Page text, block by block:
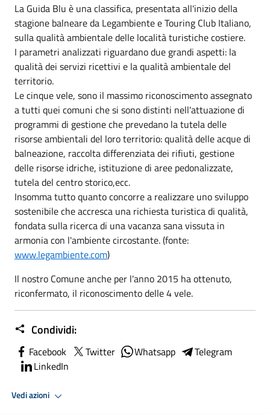
La Guida Blu è una classifica, presentata all'inizio della
stagione balneare da Legambiente e Touring Club Italiano,
sulla qualità ambientale delle località turistiche costiere.
I parametri analizzati riguardano due grandi aspetti: la
qualità dei servizi ricettivi e la qualità ambientale del
territorio.
Le cinque vele, sono il massimo riconoscimento assegnato
a tutti quei comuni che si sono distinti nell'attuazione di
programmi di gestione che prevedano la tutela delle
risorse ambientali del loro territorio: qualità delle acque di
balneazione, raccolta differenziata dei rifiuti, gestione
delle risorse idriche, istituzione di aree pedonalizzate,
tutela del centro storico,ecc.
Insomma tutto quanto concorre a realizzare uno sviluppo
sostenibile che accresca una richiesta turistica di qualità,
fondata sulla ricerca di una vacanza sana vissuta in
armonia con l'ambiente circostante. (fonte:
www.legambiente.com)
Il nostro Comune anche per l'anno 2015 ha ottenuto,
riconfermato, il riconoscimento delle 4 vele.
Condividi:
Facebook Twitter Whatsapp
Telegram
LinkedIn
Vedi azioni